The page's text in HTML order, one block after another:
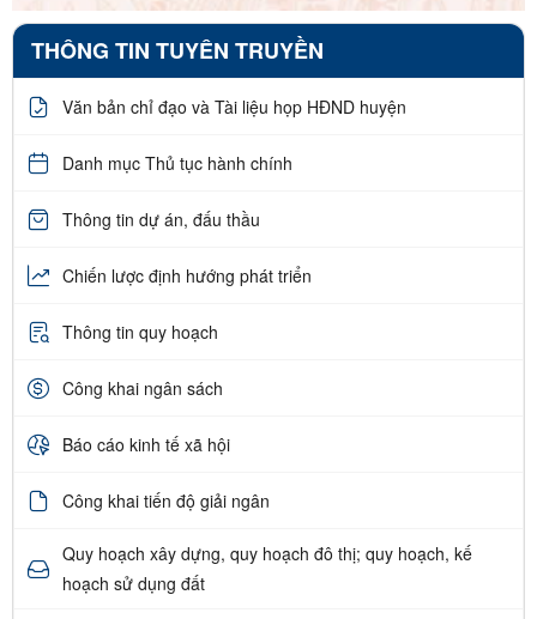
THÔNG TIN TUYÊN TRUYỀN
Văn bản chỉ đạo và Tài liệu họp HĐND huyện
Danh mục Thủ tục hành chính
Thông tin dự án, đấu thầu
Chiến lược định hướng phát triển
Thông tin quy hoạch
Công khai ngân sách
Báo cáo kinh tế xã hội
Công khai tiến độ giải ngân
Quy hoạch xây dựng, quy hoạch đô thị; quy hoạch, kế
hoạch sử dụng đất